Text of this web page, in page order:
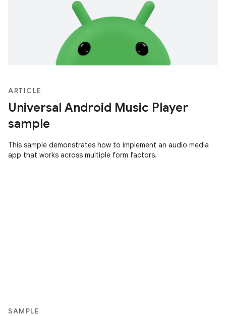
ARTICLE
Universal Android Music Player
sample
This sample demonstrates how to implement an audio media
app that works across multiple form factors.
SAMPLE